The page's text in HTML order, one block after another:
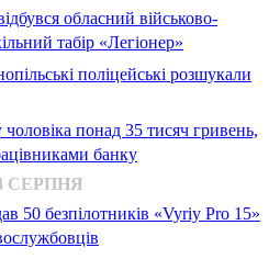
обласний військово-
табір «Легіонер»
поліцейські розшукали
понад 35 тисяч гривень,
банку
СЕРПНЯ
50 безпілотників «Vyriy Pro 15»